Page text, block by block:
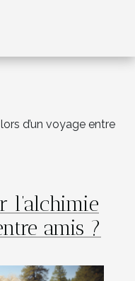
d’un voyage entre
l’alchimie
amis ?